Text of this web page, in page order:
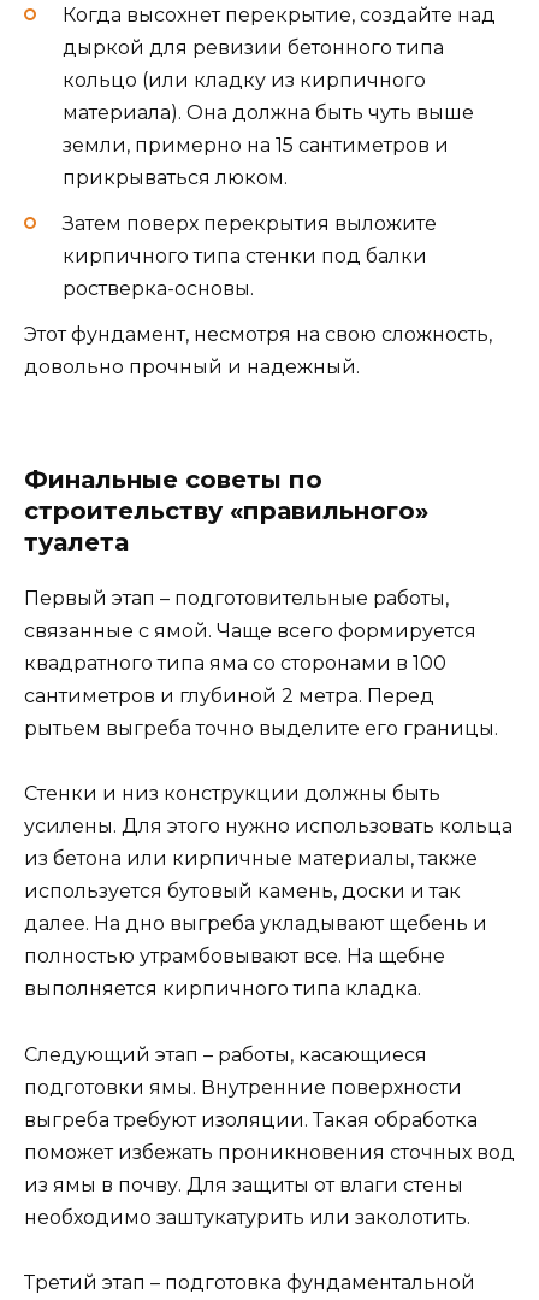
Когда высохнет перекрытие, создайте над
дыркой для ревизии бетонного типа
кольцо (или кладку из кирпичного
материала). Она должна быть чуть выше
земли, примерно на 15 сантиметров и
прикрываться люком.
Затем поверх перекрытия выложите
кирпичного типа стенки под балки
ростверка-основы.
Этот фундамент, несмотря на свою сложность,
довольно прочный и надежный.
Финальные советы по
строительству «правильного»
туалета
Первый этап – подготовительные работы,
связанные с ямой. Чаще всего формируется
квадратного типа яма со сторонами в 100
сантиметров и глубиной 2 метра. Перед
рытьем выгреба точно выделите его границы.
Стенки и низ конструкции должны быть
усилены. Для этого нужно использовать кольца
из бетона или кирпичные материалы, также
используется бутовый камень, доски и так
далее. На дно выгреба укладывают щебень и
полностью утрамбовывают все. На щебне
выполняется кирпичного типа кладка.
Следующий этап – работы, касающиеся
подготовки ямы. Внутренние поверхности
выгреба требуют изоляции. Такая обработка
поможет избежать проникновения сточных вод
из ямы в почву. Для защиты от влаги стены
необходимо заштукатурить или заколотить.
Третий этап – подготовка фундаментальной